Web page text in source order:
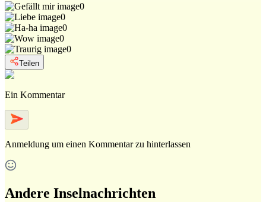
0
0
0
0
0
Teilen
Ein Kommentar
Anmeldung um einen Kommentar zu hinterlassen
Andere Inselnachrichten